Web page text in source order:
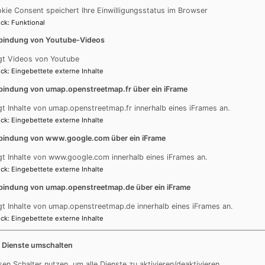
- Hausen Holzschwang - Gruppen & Kreise
& Kreise
Freiwillige – unsere Kirchengemeinde ist
Gruppen & Kreise. Wir freuen uns Sie vielleicht
uns über neue helfende Hände und mitdenkende
.
Consent speichert Ihre Einwilligungsstatus im Browser
: Funktional
von Youtube-Videos
Videos von Youtube
: Eingebettete externe Inhalte
von umap.openstreetmap.fr über ein iFrame
Inhalte von umap.openstreetmap.fr innerhalb eines iFrames an.
: Eingebettete externe Inhalte
von www.google.com über ein iFrame
Inhalte von www.google.com innerhalb eines iFrames an.
: Eingebettete externe Inhalte
von umap.openstreetmap.de über ein iFrame
Inhalte von umap.openstreetmap.de innerhalb eines iFrames an.
: Eingebettete externe Inhalte
Dienste umschalten